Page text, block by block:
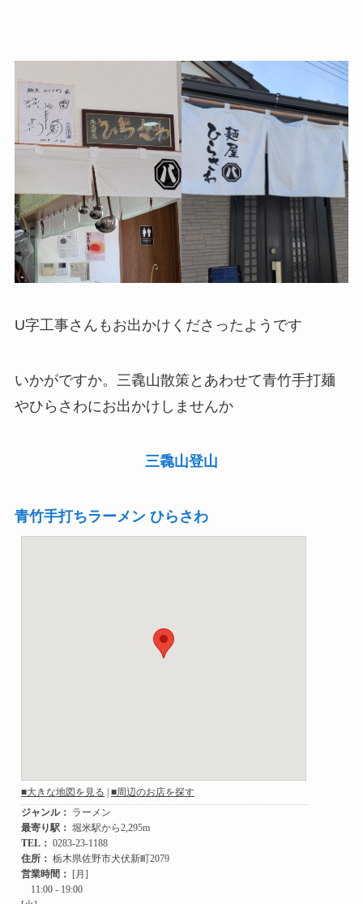
U字工事さんもお出かけくださったようです
いかがですか。三毳山散策とあわせて青竹手打麺
やひらさわにお出かけしませんか
三毳山登山
青竹手打ちラーメン ひらさわ